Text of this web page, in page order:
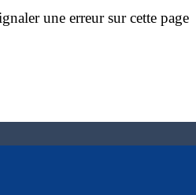
une erreur sur cette page